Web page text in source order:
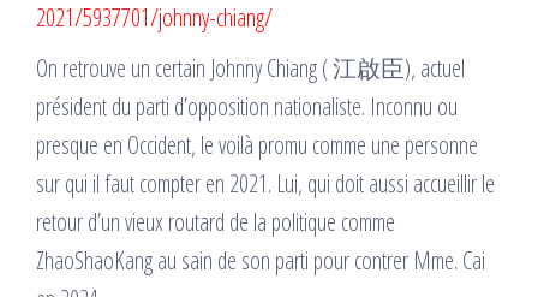
2021/5937701/johnny-chiang/
On retrouve un certain Johnny Chiang ( 江啟臣), actuel
président du parti d’opposition nationaliste. Inconnu ou
presque en Occident, le voilà promu comme une personne
sur qui il faut compter en 2021. Lui, qui doit aussi accueillir le
retour d’un vieux routard de la politique comme
ZhaoShaoKang au sain de son parti pour contrer Mme. Cai